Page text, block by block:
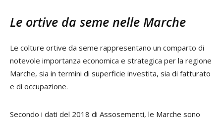
Le ortive da seme nelle Marche
Le colture ortive da seme rappresentano un comparto di
notevole importanza economica e strategica per la regione
Marche, sia in termini di superficie investita, sia di fatturato
e di occupazione.
Secondo i dati del 2018 di Assosementi, le Marche sono